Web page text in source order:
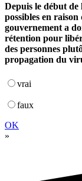
Depuis le début de
possibles en
gouvernement a
rétention pour
des personnes
propagation du
vrai
faux
OK
»